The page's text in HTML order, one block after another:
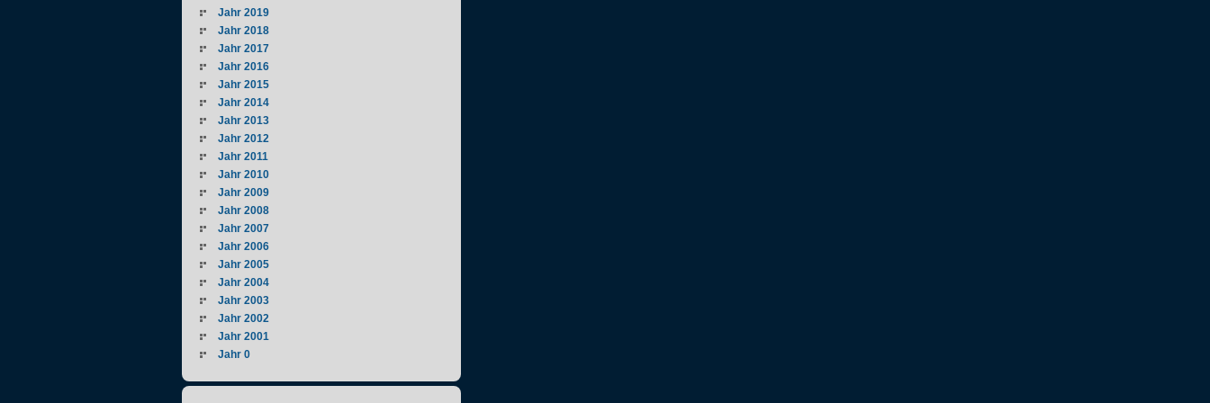
Jahr 2019
Jahr 2018
Jahr 2017
Jahr 2016
Jahr 2015
Jahr 2014
Jahr 2013
Jahr 2012
Jahr 2011
Jahr 2010
Jahr 2009
Jahr 2008
Jahr 2007
Jahr 2006
Jahr 2005
Jahr 2004
Jahr 2003
Jahr 2002
Jahr 2001
Jahr 0